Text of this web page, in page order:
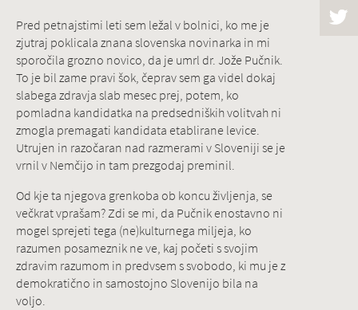
Pred petnajstimi leti sem ležal v bolnici, ko me je
zjutraj poklicala znana slovenska novinarka in mi
sporočila grozno novico, da je umrl dr. Jože Pučnik.
To je bil zame pravi šok, čeprav sem ga videl dokaj
slabega zdravja slab mesec prej, potem, ko
pomladna kandidatka na predsedniških volitvah ni
zmogla premagati kandidata etablirane levice.
Utrujen in razočaran nad razmerami v Sloveniji se je
vrnil v Nemčijo in tam prezgodaj preminil.
Od kje ta njegova grenkoba ob koncu življenja, se
večkrat vprašam? Zdi se mi, da Pučnik enostavno ni
mogel sprejeti tega (ne)kulturnega miljeja, ko
razumen posameznik ne ve, kaj početi s svojim
zdravim razumom in predvsem s svobodo, ki mu je z
demokratično in samostojno Slovenijo bila na
voljo.